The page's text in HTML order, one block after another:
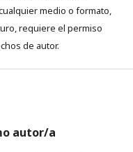
medio o formato,
requiere el permiso
de autor.
autor/a